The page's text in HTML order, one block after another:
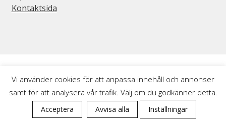
Om oss
Tjänster
Kontaktsida
0
Vi använder cookies för att anpassa innehåll och annonser
samt för att analysera vår trafik. Välj om du godkänner detta.
Acceptera Avvisa alla Inställningar